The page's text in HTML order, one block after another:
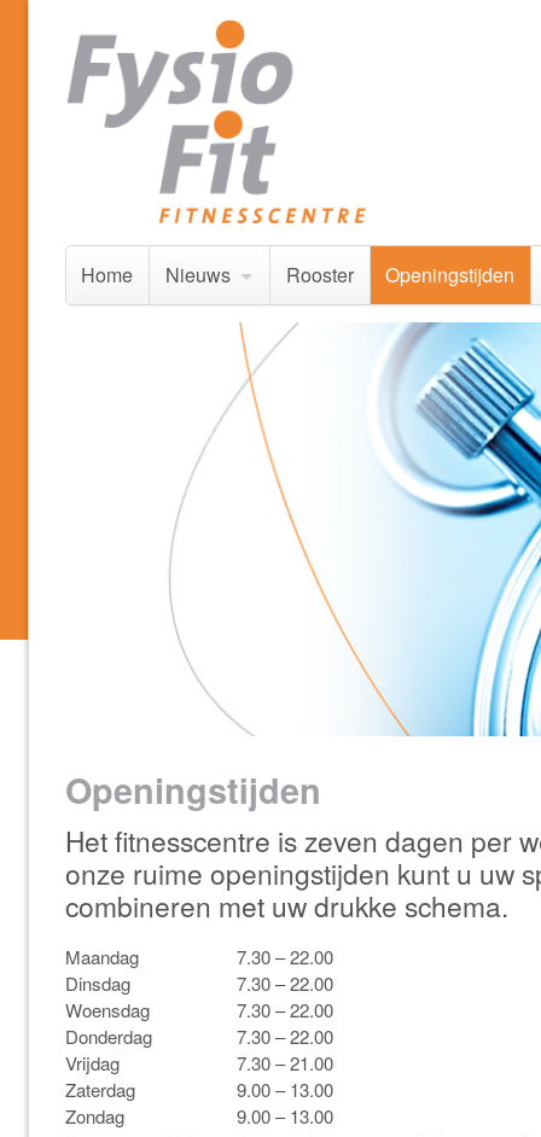
Home Nieuws Rooster Openingstijden
Openingstijden
Het fitnesscentre is zeven dagen per
onze ruime openingstijden kunt u uw
combineren met uw drukke schema.
Maandag
7.30 – 22.00
Dinsdag
7.30 – 22.00
Woensdag
7.30 – 22.00
Donderdag
7.30 – 22.00
Vrijdag
7.30 – 21.00
Zaterdag
9.00 – 13.00
Zondag
9.00 – 13.00